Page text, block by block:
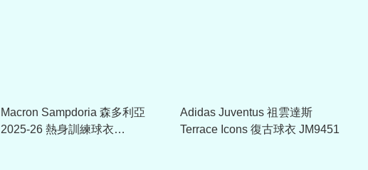
Macron Sampdoria 森多利亞
2025-26 熱身訓練球衣
Adidas Juventus 祖雲達斯
Terrace Icons 復古球衣 JM9451